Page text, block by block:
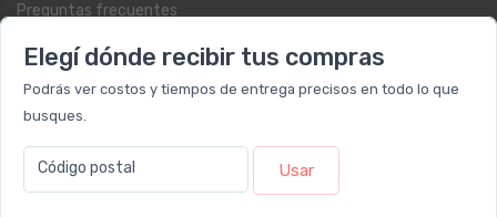
Elegí dónde recibir tus compras
Podrás ver costos y tiempos de entrega precisos en todo lo que
busques.
Código postal Usar
Preguntas frecuentes
Registrate como cliente
Newsletter